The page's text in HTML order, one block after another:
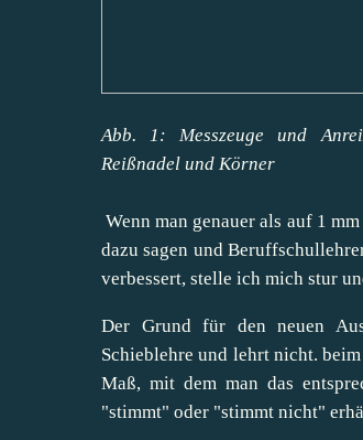
Abb. 1: Messzeuge und
Reißnadel und Körner
Wenn man genauer als auf 1
dazu sagen und
verbessert, stelle ich mich stur
Der Grund für den neuen
Schieblehre und lehrt nicht.
Maß, mit dem man das
"stimmt" oder "stimmt nicht"